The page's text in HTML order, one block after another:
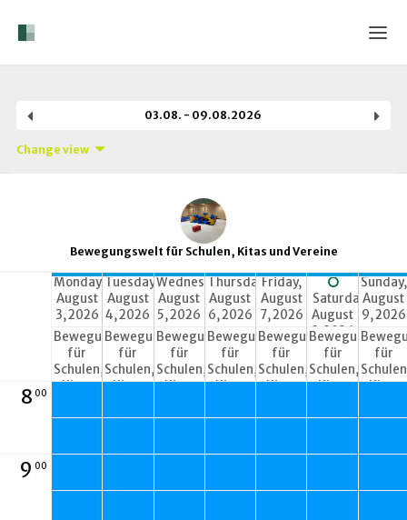
Language
03.08. - 09.08.2026
Change view
Bewegungswelt für Schulen, Kitas und Vereine
Monday,
August
3, 2026
Tuesday,
August
4, 2026
Wednesday,
August
5, 2026
Thursday,
August
6, 2026
Friday,
August
7, 2026
Saturday,
August
8, 2026
Sunday,
August
9, 2026
Bewegungswelt
für
Schulen,
Kitas
Vereine
Bewegungswelt
für
Schulen,
Kitas
Vereine
Bewegungswelt
für
Schulen,
Kitas
Vereine
Bewegungswelt
für
Schulen,
Kitas
Vereine
Bewegungswelt
für
Schulen,
Kitas
Vereine
Bewegungswelt
für
Schulen,
Kitas
Vereine
für
Kitas
Vereine
8 00
9 00